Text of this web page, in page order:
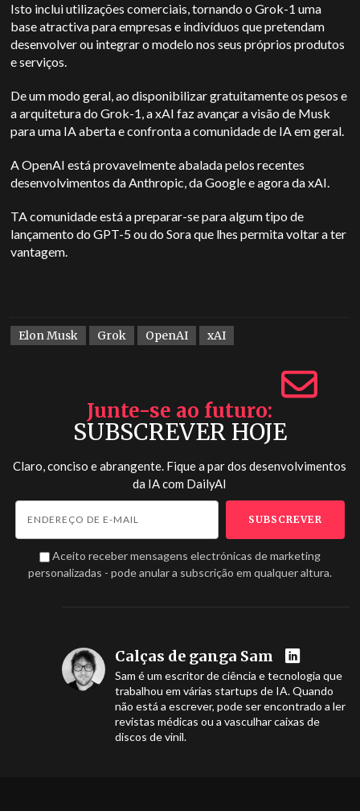
Isto inclui utilizações comerciais, tornando o Grok-1 uma
base atractiva para empresas e indivíduos que pretendam
desenvolver ou integrar o modelo nos seus próprios produtos
e serviços.
De um modo geral, ao disponibilizar gratuitamente os pesos e
a arquitetura do Grok-1, a xAI faz avançar a visão de Musk
para uma IA aberta e confronta a comunidade de IA em geral.
A OpenAI está provavelmente abalada pelos recentes
desenvolvimentos da Anthropic, da Google e agora da xAI.
TA comunidade está a preparar-se para algum tipo de
lançamento do GPT-5 ou do Sora que lhes permita voltar a ter
vantagem.
Elon Musk Grok OpenAI xAI
Junte-se ao futuro
SUBSCREVER HOJE
Claro, conciso e abrangente. Fique a par dos desenvolvimentos
da IA com DailyAI
Aceito receber mensagens electrónicas de marketing
personalizadas - pode anular a subscrição em qualquer altura.
Calças de ganga Sam
Sam é um escritor de ciência e tecnologia que
trabalhou em várias startups de IA. Quando
não está a escrever, pode ser encontrado a ler
revistas médicas ou a vasculhar caixas de
discos de vinil.